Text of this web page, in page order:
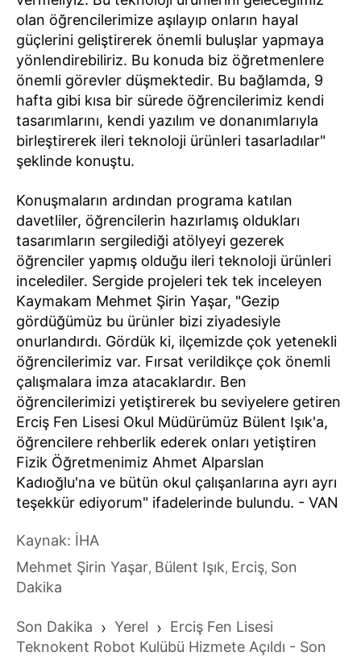
olan öğrencilerimize aşılayıp onların hayal
güçlerini geliştirerek önemli buluşlar yapmaya
yönlendirebiliriz. Bu konuda biz öğretmenlere
önemli görevler düşmektedir. Bu bağlamda, 9
hafta gibi kısa bir sürede öğrencilerimiz kendi
tasarımlarını, kendi yazılım ve donanımlarıyla
birleştirerek ileri teknoloji ürünleri tasarladılar"
şeklinde konuştu.
Konuşmaların ardından programa katılan
davetliler, öğrencilerin hazırlamış oldukları
tasarımların sergilediği atölyeyi gezerek
öğrenciler yapmış olduğu ileri teknoloji ürünleri
incelediler. Sergide projeleri tek tek inceleyen
Kaymakam Mehmet Şirin Yaşar, "Gezip
gördüğümüz bu ürünler bizi ziyadesiyle
onurlandırdı. Gördük ki, ilçemizde çok yetenekli
öğrencilerimiz var. Fırsat verildikçe çok önemli
çalışmalara imza atacaklardır. Ben
öğrencilerimizi yetiştirerek bu seviyelere getiren
Erciş Fen Lisesi Okul Müdürümüz Bülent Işık'a,
öğrencilere rehberlik ederek onları yetiştiren
Fizik Öğretmenimiz Ahmet Alparslan
Kadıoğlu'na ve bütün okul çalışanlarına ayrı ayrı
teşekkür ediyorum" ifadelerinde bulundu. - VAN
Kaynak: İHA
Mehmet Şirin Yaşar, Bülent Işık, Erciş, Son
Dakika
Son Dakika › Yerel › Erciş Fen Lisesi
Teknokent Robot Kulübü Hizmete Açıldı - Son